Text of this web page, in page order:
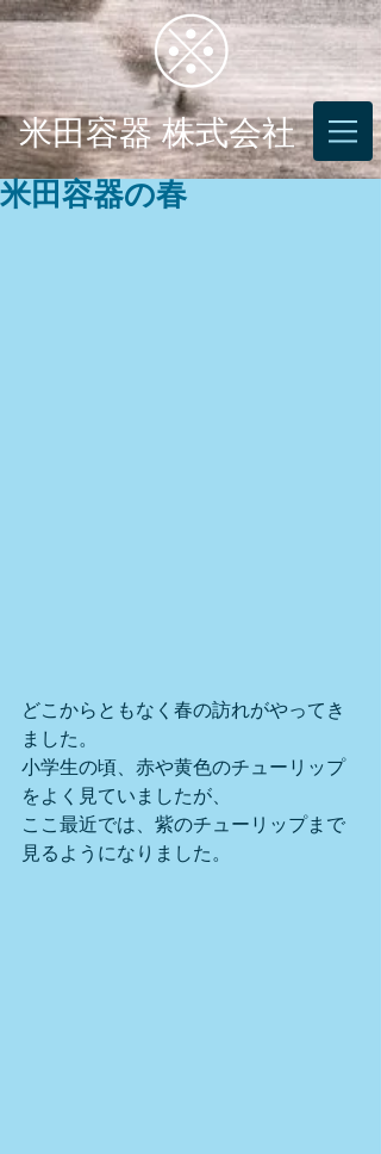
米田容器 株式会社
米田容器の春
どこからともなく春の訪れがやってき
ました。
小学生の頃、赤や黄色のチューリップ
をよく見ていましたが、
ここ最近では、紫のチューリップまで
見るようになりました。